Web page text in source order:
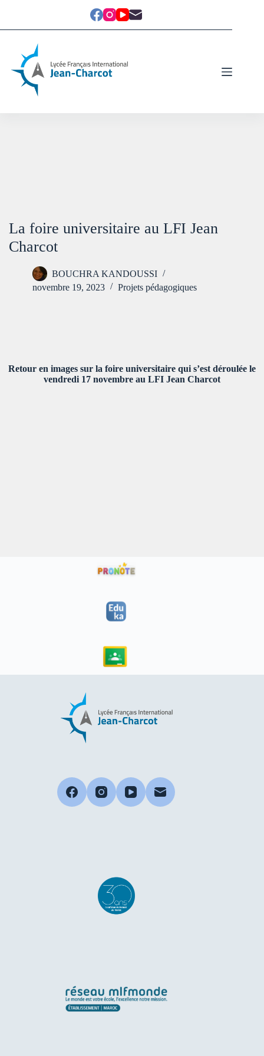
La foire universitaire au LFI Jean
Charcot
BOUCHRA KANDOUSSI
novembre 19, 2023
Projets pédagogiques
Retour en images sur la foire universitaire qui s’est déroulée le
vendredi 17 novembre au LFI Jean Charcot